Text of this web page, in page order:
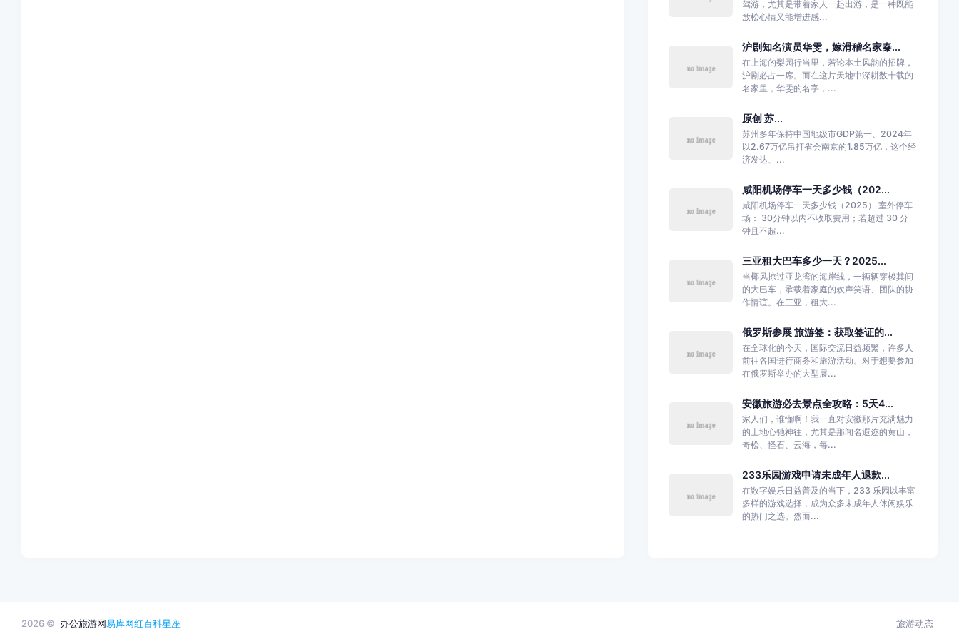
驾游，尤其是带着家人一起出游，是一种既能
放松心情又能增进感...
沪剧知名演员华雯，嫁滑稽名家秦...
在上海的梨园行当里，若论本土风韵的招牌，
沪剧必占一席。而在这片天地中深耕数十载的
名家里，华雯的名字，...
原创 苏...
苏州多年保持中国地级市GDP第一、2024年
以2.67万亿吊打省会南京的1.85万亿，这个经
济发达、...
咸阳机场停车一天多少钱（202...
咸阳机场停车一天多少钱（2025） 室外停车
场： 30分钟以内不收取费用；若超过 30 分
钟且不超...
三亚租大巴车多少一天？2025...
当椰风掠过亚龙湾的海岸线，一辆辆穿梭其间
的大巴车，承载着家庭的欢声笑语、团队的协
作情谊。在三亚，租大...
俄罗斯参展 旅游签：获取签证的...
在全球化的今天，国际交流日益频繁，许多人
前往各国进行商务和旅游活动。对于想要参加
在俄罗斯举办的大型展...
安徽旅游必去景点全攻略：5天4...
家人们，谁懂啊！我一直对安徽那片充满魅力
的土地心驰神往，尤其是那闻名遐迩的黄山，
奇松、怪石、云海，每...
233乐园游戏申请未成年人退款...
在数字娱乐日益普及的当下，233 乐园以丰富
多样的游戏选择，成为众多未成年人休闲娱乐
的热门之选。然而...
2026 © 办公旅游网易库网红百科星座 旅游动态